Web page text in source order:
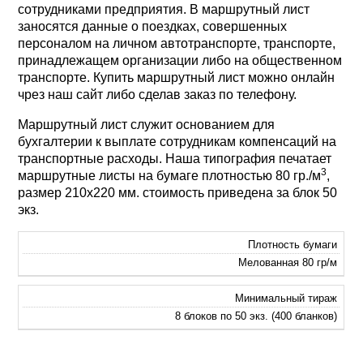
сотрудниками предприятия. В маршрутный лист
заносятся данные о поездках, совершенных
персоналом на личном автотранспорте, транспорте,
принадлежащем организации либо на общественном
транспорте. Купить маршрутный лист можно онлайн
чрез наш сайт либо сделав заказ по телефону.
Маршрутный лист служит основанием для
бухгалтерии к выплате сотрудникам компенсаций на
транспортные расходы. Наша типография печатает
маршрутные листы на бумаге плотностью 80 гр./м3,
размер 210х220 мм. стоимость приведена за блок 50
экз.
Плотность бумаги
Мелованная 80 гр/м
Минимальный тираж
8 блоков по 50 экз. (400 бланков)